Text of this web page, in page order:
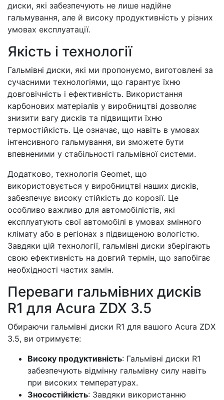
диски, які забезпечують не лише надійне
гальмування, але й високу продуктивність у різних
умовах експлуатації.
Якість і технології
Гальмівні диски, які ми пропонуємо, виготовлені за
сучасними технологіями, що гарантує їхню
довговічність і ефективність. Використання
карбонових матеріалів у виробництві дозволяє
знизити вагу дисків та підвищити їхню
термостійкість. Це означає, що навіть в умовах
інтенсивного гальмування, ви зможете бути
впевненими у стабільності гальмівної системи.
Додатково, технологія Geomet, що
використовується у виробництві наших дисків,
забезпечує високу стійкість до корозії. Це
особливо важливо для автомобілістів, які
експлуатують свої автомобілі в умовах змінного
клімату або в регіонах з підвищеною вологістю.
Завдяки цій технології, гальмівні диски зберігають
свою ефективність на довгий термін, що запобігає
необхідності частих замін.
Переваги гальмівних дисків
R1 для Acura ZDX 3.5
Обираючи гальмівні диски R1 для вашого Acura ZDX
3.5, ви отримуєте:
Високу продуктивність: Гальмівні диски R1
забезпечують відмінну гальмівну силу навіть
при високих температурах.
Зносостійкість: Завдяки використанню